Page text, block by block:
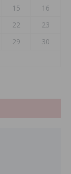
15
16
22
23
29
30